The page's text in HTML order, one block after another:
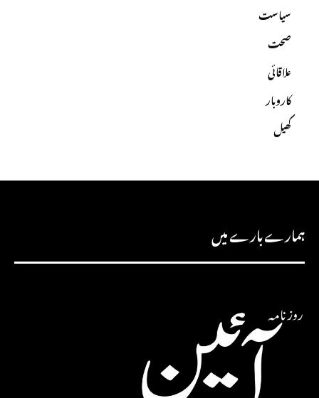
سیاست
صحت
علاقائی
کاروبار
کھیل
ہمارے بارے میں